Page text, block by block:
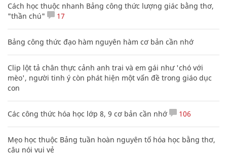
Cách học thuộc nhanh Bảng công thức lượng giác bằng thơ,
"thần chú"
17
Bảng công thức đạo hàm nguyên hàm cơ bản cần nhớ
Clip lột tả chân thực cảnh anh trai và em gái như 'chó với
mèo', người tinh ý còn phát hiện một vấn đề trong giáo dục
con
Các công thức hóa học lớp 8, 9 cơ bản cần nhớ 106
Mẹo học thuộc Bảng tuần hoàn nguyên tố hóa học bằng thơ,
câu nói vui vẻ